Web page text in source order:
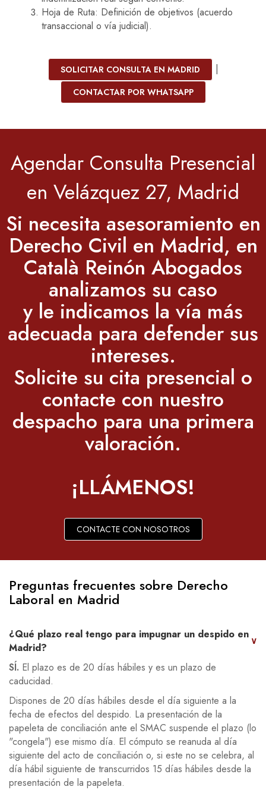
Hoja de Ruta: Definición de objetivos (acuerdo
transaccional o vía judicial).
SOLICITAR CONSULTA EN MADRID |
CONTACTAR POR WHATSAPP
Agendar Consulta Presencial
en Velázquez 27, Madrid
Si necesita asesoramiento en
Derecho Civil en Madrid, en
Català Reinón Abogados
analizamos su caso
y le indicamos la vía más
adecuada para defender sus
intereses.
Solicite su cita presencial o
contacte con nuestro
despacho para una primera
valoración.
¡LLÁMENOS!
CONTACTE CON NOSOTROS
Preguntas frecuentes sobre Derecho
Laboral en Madrid
¿Qué plazo real tengo para impugnar un despido en
Madrid?
∨
SÍ. El plazo es de 20 días hábiles y es un plazo de
caducidad.
Dispones de 20 días hábiles desde el día siguiente a la
fecha de efectos del despido. La presentación de la
papeleta de conciliación ante el SMAC suspende el plazo (lo
"congela") ese mismo día. El cómputo se reanuda al día
siguiente del acto de conciliación o, si este no se celebra, al
día hábil siguiente de transcurridos 15 días hábiles desde la
presentación de la papeleta.